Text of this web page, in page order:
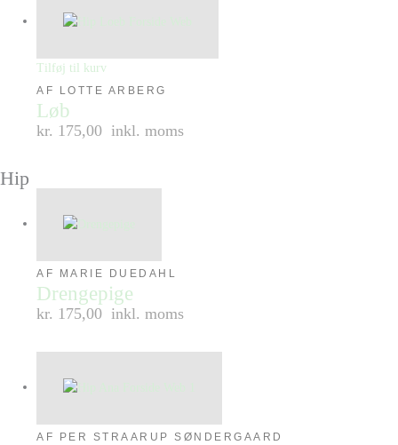
Tilføj til kurv
AF LOTTE ARBERG
Løb
kr. 175,00 inkl. moms
Hip
AF MARIE DUEDAHL
Drengepige
kr. 175,00 inkl. moms
AF PER STRAARUP SØNDERGAARD